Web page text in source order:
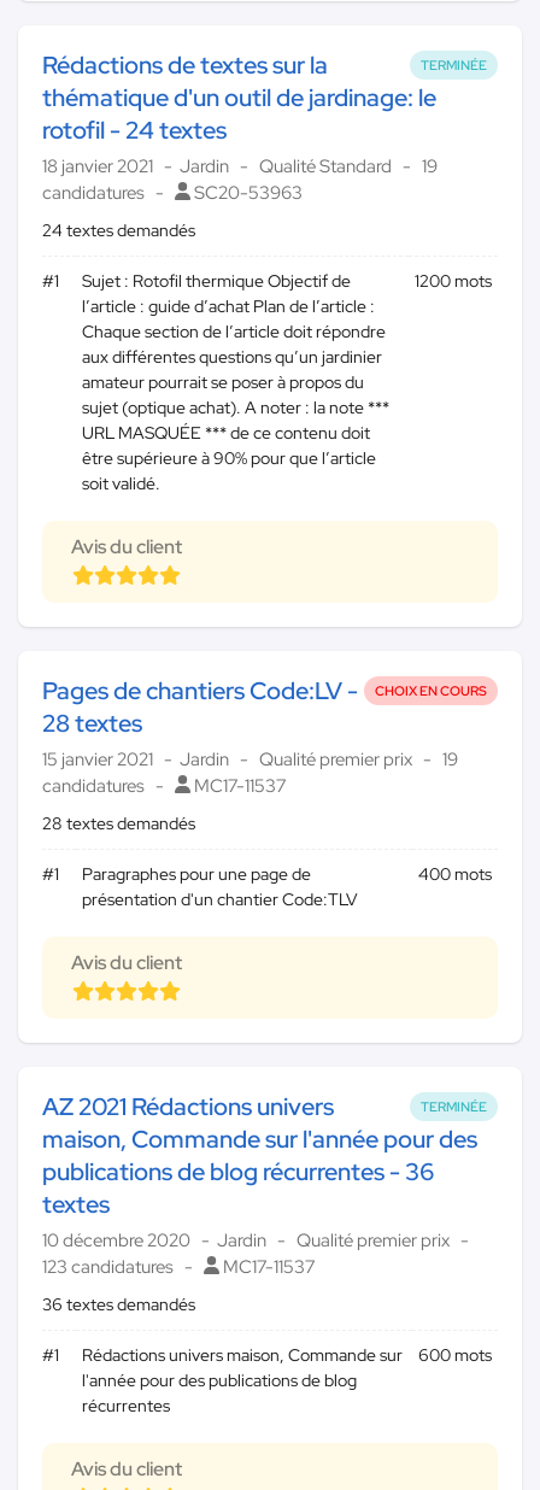
TERMINÉE
Rédactions de textes sur la
thématique d'un outil de jardinage: le
rotofil - 24 textes
18 janvier 2021 Jardin Qualité Standard
19
candidatures
SC20-53963
24 textes demandés
#1
Sujet : Rotofil thermique Objectif de
l’article : guide d’achat Plan de l’article :
Chaque section de l’article doit répondre
aux différentes questions qu’un jardinier
amateur pourrait se poser à propos du
sujet (optique achat). A noter : la note ***
URL MASQUÉE *** de ce contenu doit
être supérieure à 90% pour que l’article
soit validé.
1200 mots
Avis du client
CHOIX EN COURS
Pages de chantiers Code:LV -
28 textes
15 janvier 2021 Jardin Qualité premier prix
19
candidatures
MC17-11537
28 textes demandés
#1
Paragraphes pour une page de
présentation d'un chantier Code:TLV
400 mots
Avis du client
TERMINÉE
AZ 2021 Rédactions univers
maison, Commande sur l'année pour des
publications de blog récurrentes - 36
textes
10 décembre 2020 Jardin
Qualité premier prix
123 candidatures
MC17-11537
36 textes demandés
#1
Rédactions univers maison, Commande sur
l'année pour des publications de blog
récurrentes
600 mots
Avis du client